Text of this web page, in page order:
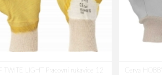
TWITE LIGHT Pracovní rukavice 12
Cerva